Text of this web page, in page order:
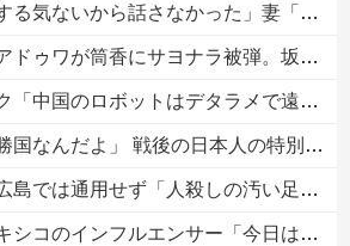
さなかった」妻「それでも不誠実だろ」→離婚協議へｗｗｗｗｗ
号！斉藤優5回2失点！辻遠藤ら0封も高が同点被弾。4連敗で今季ワースト借金17【広島3-4xDeNA/試合結果】他
のロボットはデタラメで遠隔操作してるだけ」
」 戦後の日本人の特別な生き様に各国から称賛の声
足で広島の土を踏むな！」→広島県民「お前らの方が汚いんじゃ！」「ワシらが広島県民じゃ」
サー「今日は友達と配達員のアルバイトを体験してみるよ！！」←結果・・・